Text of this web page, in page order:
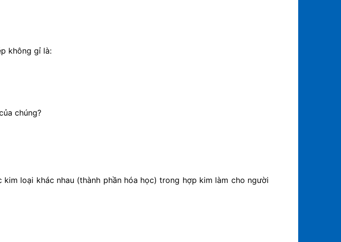
không gỉ là:
chúng?
loại khác nhau (thành phần hóa học) trong hợp kim làm cho người